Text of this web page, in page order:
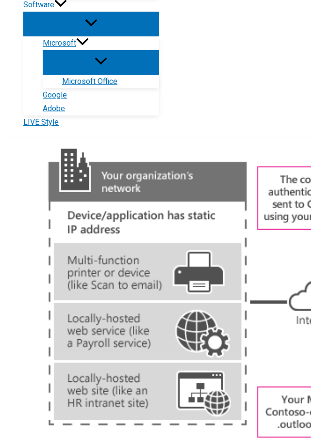
Software
Microsoft
Microsoft Office
Google
Adobe
LIVE Style